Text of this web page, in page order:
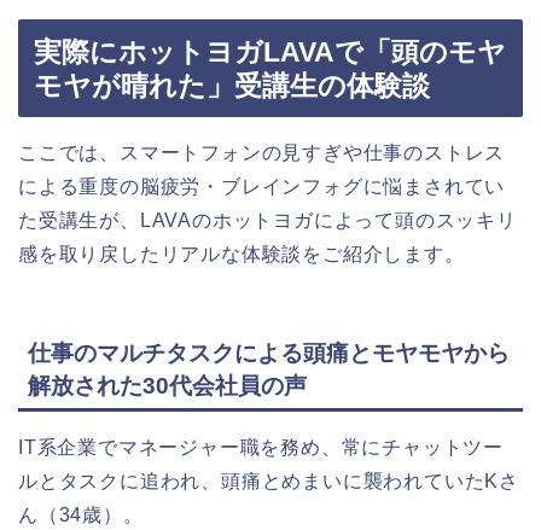
実際にホットヨガLAVAで「頭のモヤ
モヤが晴れた」受講生の体験談
ここでは、スマートフォンの見すぎや仕事のストレス
による重度の脳疲労・ブレインフォグに悩まされてい
た受講生が、LAVAのホットヨガによって頭のスッキリ
感を取り戻したリアルな体験談をご紹介します。
仕事のマルチタスクによる頭痛とモヤモヤから
解放された30代会社員の声
IT系企業でマネージャー職を務め、常にチャットツー
ルとタスクに追われ、頭痛とめまいに襲われていたKさ
ん（34歳）。